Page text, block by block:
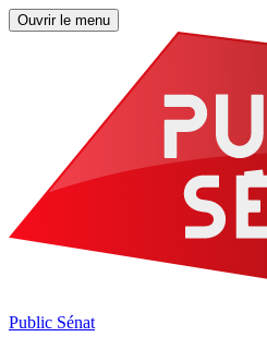
Ouvrir le menu
Public Sénat